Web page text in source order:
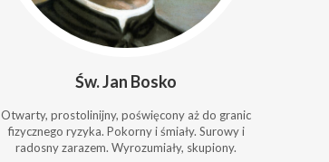
Św. Jan Bosko
Otwarty, prostolinijny, poświęcony aż do granic
fizycznego ryzyka. Pokorny i śmiały. Surowy i
radosny zarazem. Wyrozumiały, skupiony.